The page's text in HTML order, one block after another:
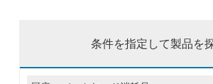
条件を指定して製品を